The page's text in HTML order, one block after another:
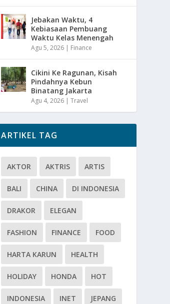
Jebakan Waktu, 4
Kebiasaan Pembuang
Waktu Kelas Menengah
Agu 5, 2026 | Finance
Cikini Ke Ragunan, Kisah
Pindahnya Kebun
Binatang Jakarta
Agu 4, 2026 |Travel
ARTIKEL TAG
AKTOR AKTRIS ARTIS
BALI CHINA DI INDONESIA
DRAKOR ELEGAN
FASHION FINANCE FOOD
HARTA KARUN HEALTH
HOLIDAY HONDA HOT
INDONESIA INET JEPANG